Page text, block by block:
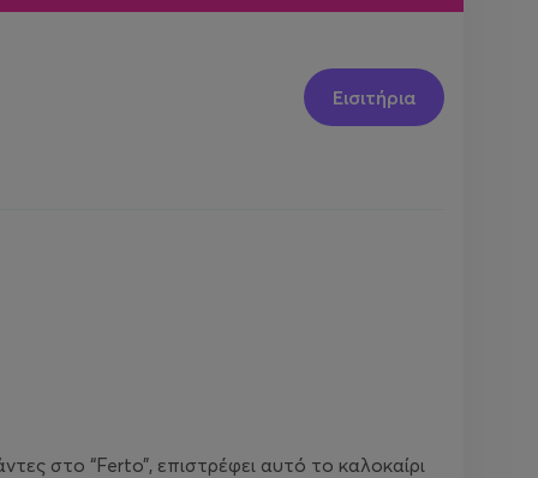
Εισιτήρια
στο “Ferto”, επιστρέφει αυτό το καλοκαίρι